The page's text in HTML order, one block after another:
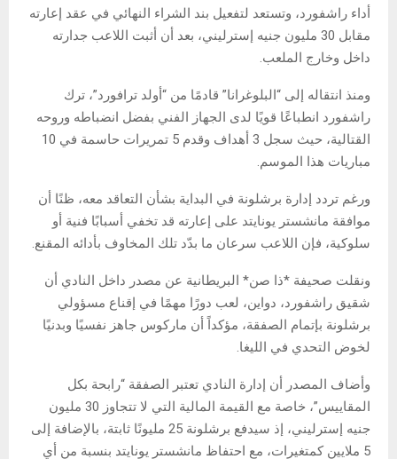
أداء راشفورد، وتستعد لتفعيل بند الشراء النهائي في عقد إعارته
مقابل 30 مليون جنيه إسترليني، بعد أن أثبت اللاعب جدارته
داخل وخارج الملعب.
ومنذ انتقاله إلى “البلوغرانا” قادمًا من “أولد ترافورد”، ترك
راشفورد انطباعًا قويًا لدى الجهاز الفني بفضل انضباطه وروحه
القتالية، حيث سجل 3 أهداف وقدم 5 تمريرات حاسمة في 10
مباريات هذا الموسم.
ورغم تردد إدارة برشلونة في البداية بشأن التعاقد معه، ظنًا أن
موافقة مانشستر يونايتد على إعارته قد تخفي أسبابًا فنية أو
سلوكية، فإن اللاعب سرعان ما بدّد تلك المخاوف بأدائه المقنع.
ونقلت صحيفة *ذا صن* البريطانية عن مصدر داخل النادي أن
شقيق راشفورد، دواين، لعب دورًا مهمًا في إقناع مسؤولي
برشلونة بإتمام الصفقة، مؤكداً أن ماركوس جاهز نفسيًا وبدنيًا
لخوض التحدي في الليغا.
وأضاف المصدر أن إدارة النادي تعتبر الصفقة “رابحة بكل
المقاييس”، خاصة مع القيمة المالية التي لا تتجاوز 30 مليون
جنيه إسترليني، إذ سيدفع برشلونة 25 مليونًا ثابتة، بالإضافة إلى
5 ملايين كمتغيرات، مع احتفاظ مانشستر يونايتد بنسبة من أي